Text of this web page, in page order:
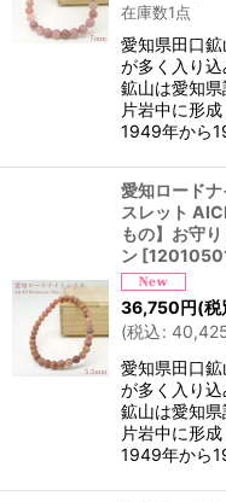
在庫数1点
愛知県田口
が多く入り
鉱山は愛知
片岩中に形
1949年から
愛知ロード
スレット
もの】お守
ン [
36,750円(税
(税込:
愛知県田口
が多く入り
鉱山は愛知
片岩中に形
1949年から